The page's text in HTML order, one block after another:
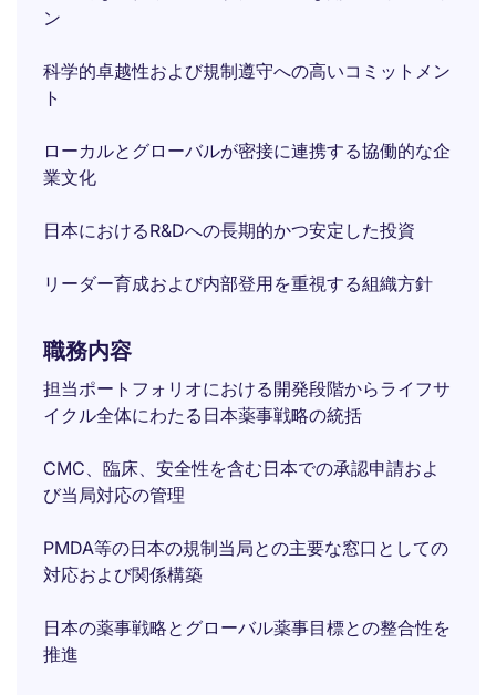
ン
科学的卓越性および規制遵守への高いコミットメン
ト
ローカルとグローバルが密接に連携する協働的な企
業文化
日本におけるR&Dへの長期的かつ安定した投資
リーダー育成および内部登用を重視する組織方針
職務内容
担当ポートフォリオにおける開発段階からライフサ
イクル全体にわたる日本薬事戦略の統括
CMC、臨床、安全性を含む日本での承認申請およ
び当局対応の管理
PMDA等の日本の規制当局との主要な窓口としての
対応および関係構築
日本の薬事戦略とグローバル薬事目標との整合性を
推進